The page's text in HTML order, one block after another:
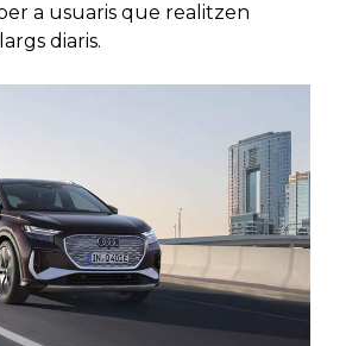
a usuaris que realitzen
diaris.